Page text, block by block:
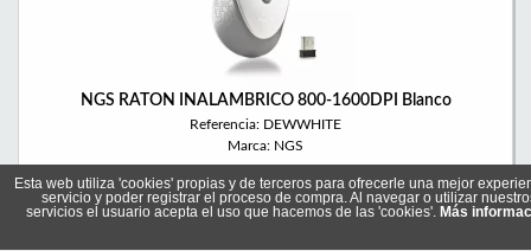
NGS RATON INALAMBRICO 800-1600DPI Blanco
Referencia: DEWWHITE
Marca: NGS
Esta web utiliza 'cookies' propias y de terceros para ofrecerle una mejor
servicio y poder registrar el proceso de compra. Al navegar o utilizar
servicios el usuario acepta el uso que hacemos de las 'cookies'. Más